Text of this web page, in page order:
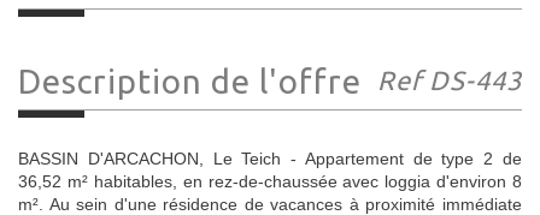
Description de l'offre Ref DS-443
BASSIN D'ARCACHON, Le Teich - Appartement de type 2 de
36,52 m² habitables, en rez-de-chaussée avec loggia d'environ 8
m². Au sein d'une résidence de vacances à proximité immédiate